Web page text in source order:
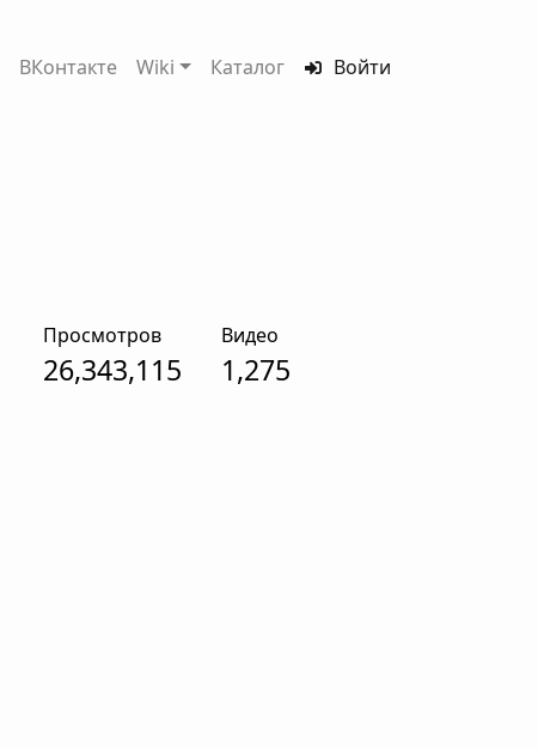
ВКонтакте Wiki Каталог Войти
Просмотров
26,343,115
Видео
1,275